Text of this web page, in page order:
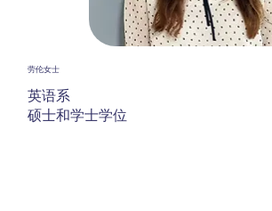
劳伦女士
英语系
硕士和学士学位